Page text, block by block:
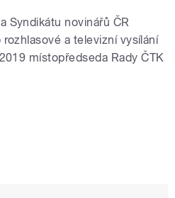
Syndikátu novinářů ČR
a televizní vysílání
místopředseda Rady ČTK